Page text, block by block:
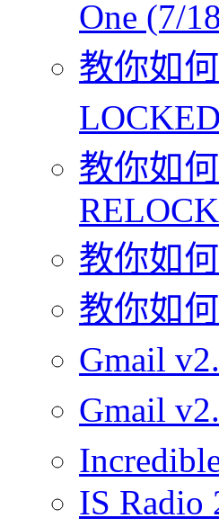
One (7/
教你如
教你如
教你如
教你如
Gmail
Gmail
IS Radio